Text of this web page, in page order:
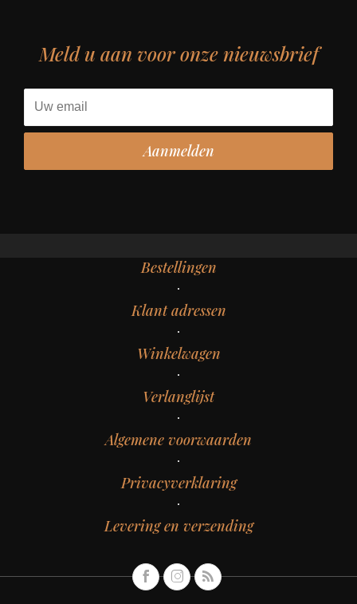
Meld u aan voor onze nieuwsbrief
Bestellingen
Klant adressen
Winkelwagen
Verlanglijst
Algemene voorwaarden
Privacyverklaring
Levering en verzending